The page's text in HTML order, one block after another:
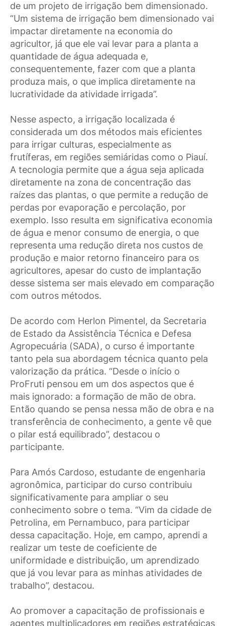
de um projeto de irrigação bem dimensionado.
“Um sistema de irrigação bem dimensionado vai
impactar diretamente na economia do
agricultor, já que ele vai levar para a planta a
quantidade de água adequada e,
consequentemente, fazer com que a planta
produza mais, o que implica diretamente na
lucratividade da atividade irrigada”.
Nesse aspecto, a irrigação localizada é
considerada um dos métodos mais eficientes
para irrigar culturas, especialmente as
frutíferas, em regiões semiáridas como o Piauí.
A tecnologia permite que a água seja aplicada
diretamente na zona de concentração das
raízes das plantas, o que permite a redução de
perdas por evaporação e percolação, por
exemplo. Isso resulta em significativa economia
de água e menor consumo de energia, o que
representa uma redução direta nos custos de
produção e maior retorno financeiro para os
agricultores, apesar do custo de implantação
desse sistema ser mais elevado em comparação
com outros métodos.
De acordo com Herlon Pimentel, da Secretaria
de Estado da Assistência Técnica e Defesa
Agropecuária (SADA), o curso é importante
tanto pela sua abordagem técnica quanto pela
valorização da prática. “Desde o início o
ProFruti pensou em um dos aspectos que é
mais ignorado: a formação de mão de obra.
Então quando se pensa nessa mão de obra e na
transferência de conhecimento, a gente vê que
o pilar está equilibrado”, destacou o
participante.
Para Amós Cardoso, estudante de engenharia
agronômica, participar do curso contribuiu
significativamente para ampliar o seu
conhecimento sobre o tema. “Vim da cidade de
Petrolina, em Pernambuco, para participar
dessa capacitação. Hoje, em campo, aprendi a
realizar um teste de coeficiente de
uniformidade e distribuição, um aprendizado
que já vou levar para as minhas atividades de
trabalho”, destacou.
Ao promover a capacitação de profissionais e
agentes multiplicadores em regiões estratégicas